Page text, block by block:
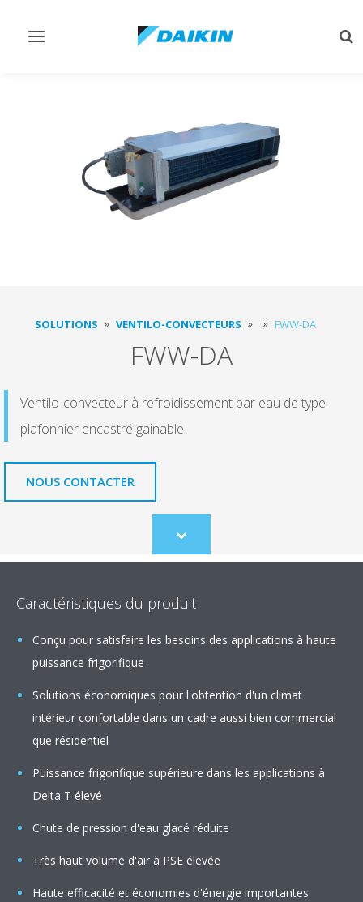
Afficher/masquer
SOLUTIONS VENTILO-CONVECTEURS FWW-DA
FWW-DA
Ventilo-convecteur à refroidissement par eau de type
plafonnier encastré gainable
NOUS CONTACTER
Scroll
to
Caractéristiques du produit
Conçu pour satisfaire les besoins des applications à haute
puissance frigorifique
Solutions économiques pour l'obtention d'un climat
intérieur confortable dans un cadre aussi bien commercial
que résidentiel
Puissance frigorifique supérieure dans les applications à
Delta T élevé
Chute de pression d'eau glacé réduite
Très haut volume d'air à PSE élevée
Haute efficacité et économies d'énergie importantes